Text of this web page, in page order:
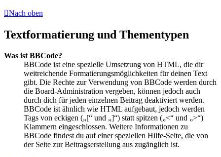
Nach oben
Textformatierung und Thementypen
Was ist BBCode?
BBCode ist eine spezielle Umsetzung von HTML, die dir
weitreichende Formatierungsmöglichkeiten für deinen Text
gibt. Die Rechte zur Verwendung von BBCode werden durch
die Board-Administration vergeben, können jedoch auch
durch dich für jeden einzelnen Beitrag deaktiviert werden.
BBCode ist ähnlich wie HTML aufgebaut, jedoch werden
Tags von eckigen („[“ und „]“) statt spitzen („<“ und „>“)
Klammern eingeschlossen. Weitere Informationen zu
BBCode findest du auf einer speziellen Hilfe-Seite, die von
der Seite zur Beitragserstellung aus zugänglich ist.